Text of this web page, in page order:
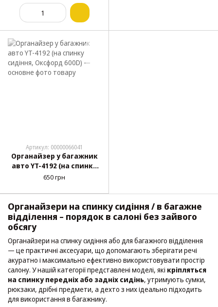
"Elegant" 100 644
Артикул: 00000066041
Органайзер у багажник
авто YT-4192 (на спинку
сидіння, Оксфорд 600D)
650 грн
Органайзери на спинку сидіння / в багажне
відділення – порядок в салоні без зайвого
обсягу
Органайзери на спинку сидіння або для багажного відділення
— це практичні аксесуари, що допомагають зберігати речі
акуратно і максимально ефективно використовувати простір
салону. У нашій категорії представлені моделі, які кріпляться
на спинку передніх або задніх сидінь, утримують сумки,
рюкзаки, дрібні предмети, а дехто з них ідеально підходить
для використання в багажнику.